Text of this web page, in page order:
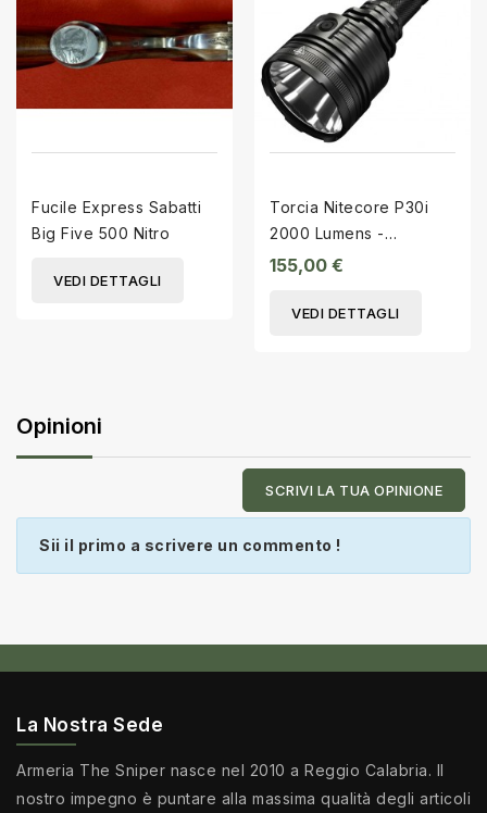
Fucile Express Sabatti
Big Five 500 Nitro
VEDI DETTAGLI
Torcia Nitecore P30i
2000 Lumens -
Ricaricabile usb
155,00 €
VEDI DETTAGLI
Opinioni
SCRIVI LA TUA OPINIONE
Sii il primo a scrivere un commento !
La Nostra Sede
Armeria The Sniper nasce nel 2010 a Reggio Calabria. Il
nostro impegno è puntare alla massima qualità degli articoli